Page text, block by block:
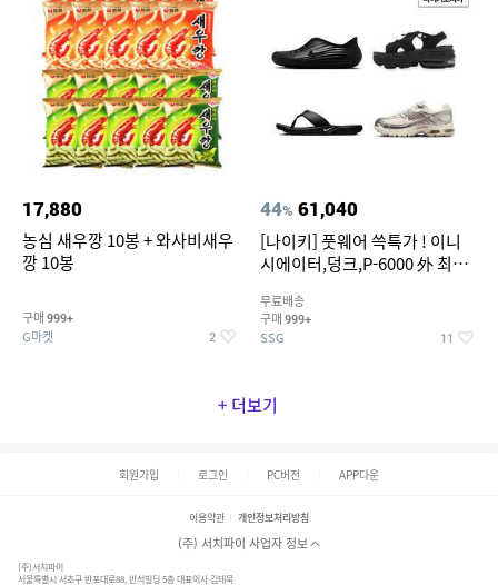
17,880
농심 새우깡 10봉 + 와사비새우
깡 10봉
구매 999+
G마켓 2
44% 61,040
[나이키] 풋웨어 쓱특가 ! 이니
시에이터,덩크,P-6000 外 최대
무료배송
구매 999+
SSG 11
+ 더보기
회원가입 로그인 PC버전 APP다운
이용약관 개인정보처리방침
(주) 서치파이 사업자 정보
(주)서치파이
서울특별시 서초구 반포대로88, 반석빌딩 5층 대표이사 김태묵